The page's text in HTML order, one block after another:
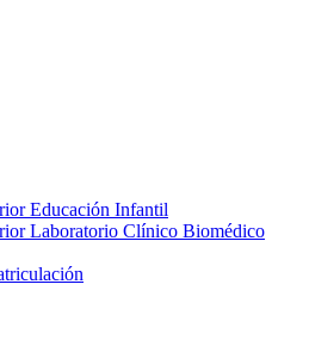
Educación Infantil
Laboratorio Clínico Biomédico